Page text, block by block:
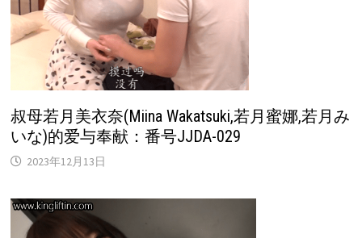
叔母若月美衣奈(Miina Wakatsuki,若月蜜娜,若月み
いな)的爱与奉献：番号JJDA-029
2023年12月13日